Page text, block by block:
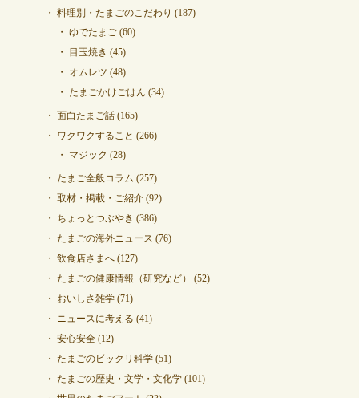
料理別・たまごのこだわり (187)
ゆでたまご(60)
目玉焼き (45)
オムレツ (48)
たまごかけごはん (34)
面白たまご話(165)
ワクワクすること (266)
マジック (28)
たまご全般コラム (257)
取材・掲載・ご紹介(92)
ちょっとつぶやき (386)
たまごの海外ニュース (76)
飲食店さまへ(127)
たまごの健康情報（研究など）
(52)
おいしさ雑学(71)
ニュースに考える (41)
安心安全(12)
たまごのビックリ科学(51)
たまごの歴史・文学・文化学(101)